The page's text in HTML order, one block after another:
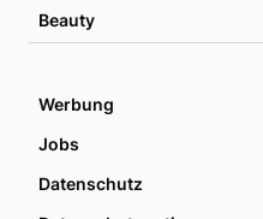
Beauty
Werbung
Jobs
Datenschutz